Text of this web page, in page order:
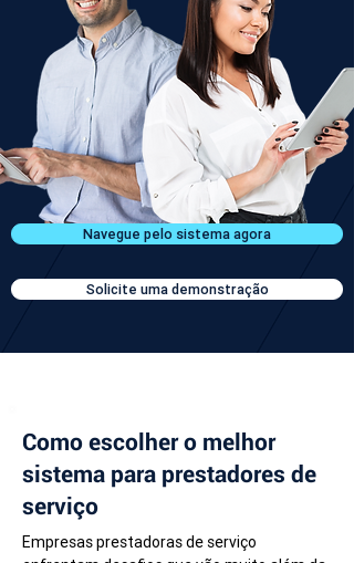
Navegue pelo sistema agora
Solicite uma demonstração
Como escolher o melhor
sistema para prestadores de
serviço
Empresas prestadoras de serviço